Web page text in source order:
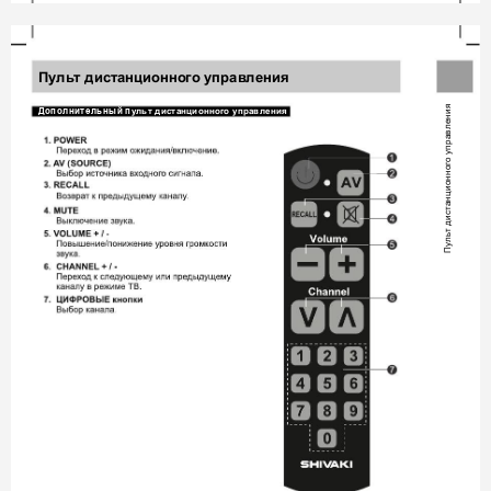
Пульт дистанционного управления
 ульт дистанционного управления Пульт дистанционного управления